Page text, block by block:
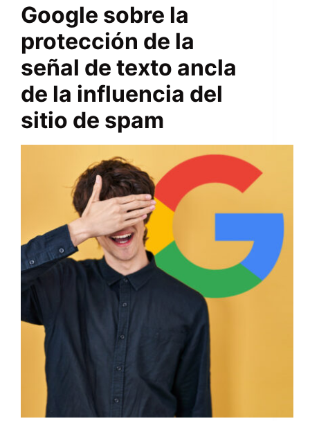
Google sobre la
protección de la
señal de texto ancla
de la influencia del
sitio de spam